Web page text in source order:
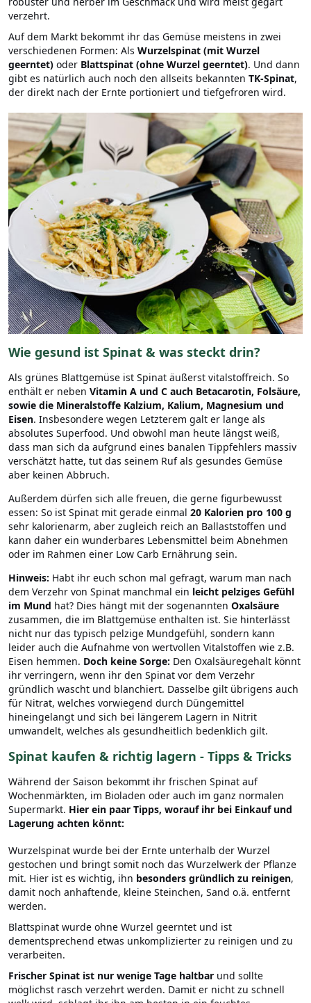
verzehrt.
Auf dem Markt bekommt ihr das Gemüse meistens in zwei
verschiedenen Formen: Als Wurzelspinat (mit Wurzel
geerntet) oder Blattspinat (ohne Wurzel geerntet). Und dann
gibt es natürlich auch noch den allseits bekannten TK-Spinat,
der direkt nach der Ernte portioniert und tiefgefroren wird.
Wie gesund ist Spinat & was steckt drin?
Als grünes Blattgemüse ist Spinat äußerst vitalstoffreich. So
enthält er neben Vitamin A und C auch Betacarotin, Folsäure,
sowie die Mineralstoffe Kalzium, Kalium, Magnesium und
Eisen. Insbesondere wegen Letzterem galt er lange als
absolutes Superfood. Und obwohl man heute längst weiß,
dass man sich da aufgrund eines banalen Tippfehlers massiv
verschätzt hatte, tut das seinem Ruf als gesundes Gemüse
aber keinen Abbruch.
Außerdem dürfen sich alle freuen, die gerne figurbewusst
essen: So ist Spinat mit gerade einmal 20 Kalorien pro 100 g
sehr kalorienarm, aber zugleich reich an Ballaststoffen und
kann daher ein wunderbares Lebensmittel beim Abnehmen
oder im Rahmen einer Low Carb Ernährung sein.
Hinweis: Habt ihr euch schon mal gefragt, warum man nach
dem Verzehr von Spinat manchmal ein leicht pelziges Gefühl
im Mund hat? Dies hängt mit der sogenannten Oxalsäure
zusammen, die im Blattgemüse enthalten ist. Sie hinterlässt
nicht nur das typisch pelzige Mundgefühl, sondern kann
leider auch die Aufnahme von wertvollen Vitalstoffen wie z.B.
Eisen hemmen. Doch keine Sorge: Den Oxalsäuregehalt könnt
ihr verringern, wenn ihr den Spinat vor dem Verzehr
gründlich wascht und blanchiert. Dasselbe gilt übrigens auch
für Nitrat, welches vorwiegend durch Düngemittel
hineingelangt und sich bei längerem Lagern in Nitrit
umwandelt, welches als gesundheitlich bedenklich gilt.
Spinat kaufen & richtig lagern - Tipps & Tricks
Während der Saison bekommt ihr frischen Spinat auf
Wochenmärkten, im Bioladen oder auch im ganz normalen
Supermarkt. Hier ein paar Tipps, worauf ihr bei Einkauf und
Lagerung achten könnt:
Wurzelspinat wurde bei der Ernte unterhalb der Wurzel
gestochen und bringt somit noch das Wurzelwerk der Pflanze
mit. Hier ist es wichtig, ihn besonders gründlich zu reinigen,
damit noch anhaftende, kleine Steinchen, Sand o.ä. entfernt
werden.
Blattspinat wurde ohne Wurzel geerntet und ist
dementsprechend etwas unkomplizierter zu reinigen und zu
verarbeiten.
Frischer Spinat ist nur wenige Tage haltbar und sollte
möglichst rasch verzehrt werden. Damit er nicht zu schnell